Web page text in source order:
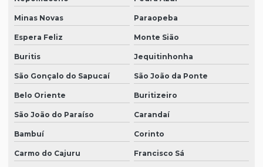
Minas Novas Paraopeba
Espera Feliz Monte Sião
Buritis Jequitinhonha
São Gonçalo do Sapucaí São João da Ponte
Belo Oriente Buritizeiro
São João do Paraíso Carandaí
Bambuí Corinto
Carmo do Cajuru Francisco Sá